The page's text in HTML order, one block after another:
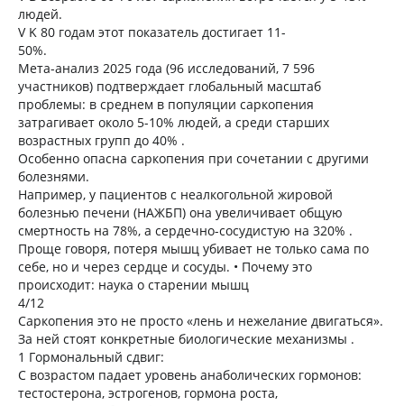
людей.
V K 80 годам этот показатель достигает 11-
50%.
Мета-анализ 2025 года (96 исследований, 7 596
участников) подтверждает глобальный масштаб
проблемы: в среднем в популяции саркопения
затрагивает около 5-10% людей, а среди старших
возрастных групп до 40% .
Особенно опасна саркопения при сочетании с другими
болезнями.
Например, у пациентов с неалкогольной жировой
болезнью печени (НАЖБП) она увеличивает общую
смертность на 78%, а сердечно-сосудистую на 320% .
Проще говоря, потеря мышц убивает не только сама по
себе, но и через сердце и сосуды. • Почему это
происходит: наука о старении мышц
4/12
Саркопения это не просто «лень и нежелание двигаться».
За ней стоят конкретные биологические механизмы .
1 Гормональный сдвиг:
С возрастом падает уровень анаболических гормонов:
тестостерона, эстрогенов, гормона роста,